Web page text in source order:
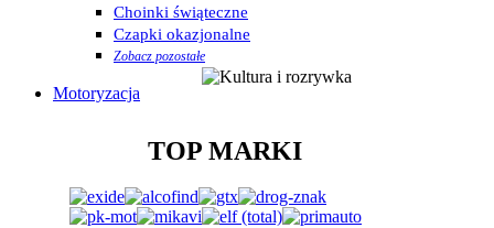
Choinki świąteczne
Czapki okazjonalne
Zobacz pozostałe
Motoryzacja
TOP MARKI